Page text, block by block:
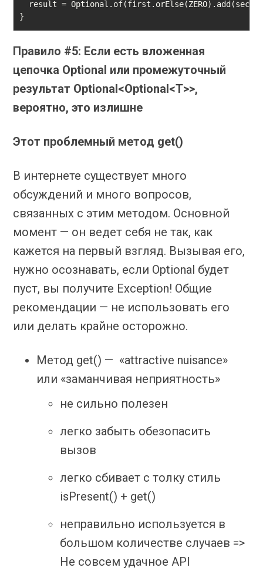
result =
}
Правило #5: Если есть вложенная
цепочка Optional или промежуточный
результат Optional<Optional<T>>,
вероятно, это излишне
Этот проблемный метод get()
В интернете существует много
обсуждений и много вопросов,
связанных с этим методом. Основной
момент — он ведет себя не так, как
кажется на первый взгляд. Вызывая его,
нужно осознавать, если Optional будет
пуст, вы получите Exception! Общие
рекомендации — не использовать его
или делать крайне осторожно.
Метод get() — «attractive nuisance»
или «заманчивая неприятность»
не сильно полезен
легко забыть обезопасить
вызов
легко сбивает с толку стиль
isPresent() + get()
неправильно используется в
большом количестве случаев =>
Не совсем удачное API